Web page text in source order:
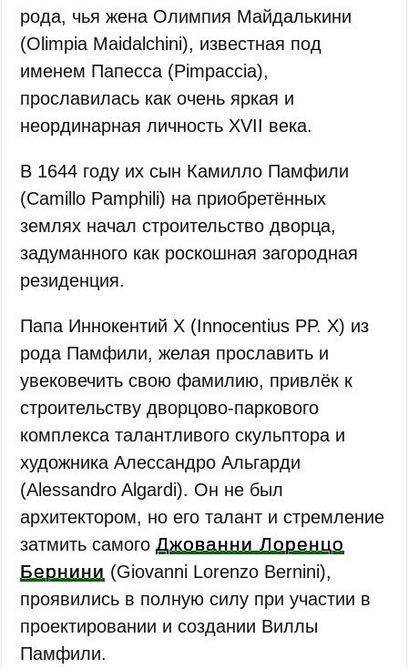
рода, чья жена Олимпия Майдалькини
(Olimpia Maidalchini), известная под
именем Папесса (Pimpaccia),
прославилась как очень яркая и
неординарная личность XVII века.
В 1644 году их сын Камилло Памфили
(Camillo Pamphili) на приобретённых
землях начал строительство дворца,
задуманного как роскошная загородная
резиденция.
Папа Иннокентий X (Innocentius PP. X) из
рода Памфили, желая прославить и
увековечить свою фамилию, привлёк к
строительству дворцово-паркового
комплекса талантливого скульптора и
художника Алессандро Альгарди
(Alessandro Algardi). Он не был
архитектором, но его талант и стремление
затмить самогоДжованни Лоренцо
Бернини (Giovanni Lorenzo Bernini),
проявились в полную силу при участии в
проектировании и создании Виллы
Памфили.